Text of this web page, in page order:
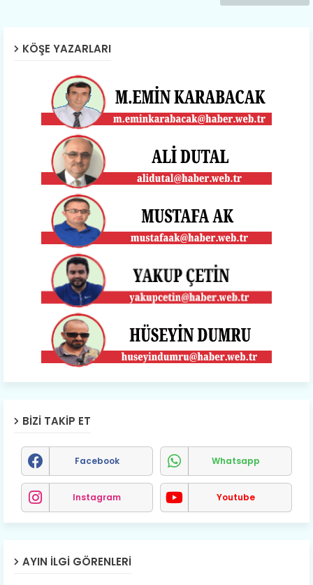
KÖŞE YAZARLARI
BIZI TAKIP ET
Facebook Whatsapp
Instagram Youtube
AYIN İLGI GÖRENLERI